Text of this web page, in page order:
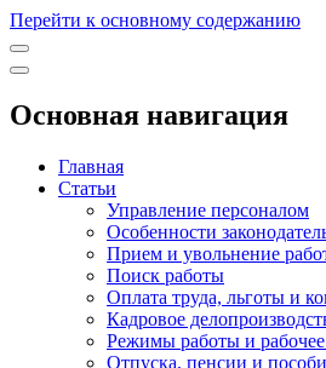
Перейти к основному содержанию
Основная навигация
Главная
Статьи
Управление персоналом
Особенности
Прием и увольнение
Поиск работы
Оплата труда, льготы и
Кадровое
Режимы работы и
Отпуска, пенсии и